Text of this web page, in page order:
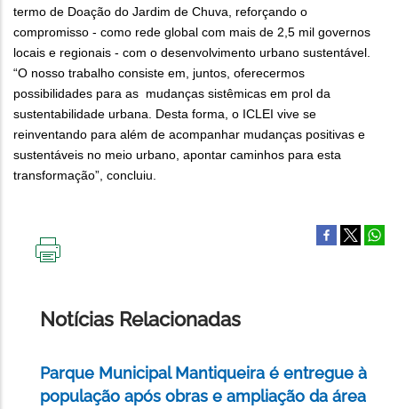
termo de Doação do Jardim de Chuva, reforçando o
compromisso - como rede global com mais de 2,5 mil governos
locais e regionais - com o desenvolvimento urbano sustentável.
“O nosso trabalho consiste em, juntos, oferecermos
possibilidades para as mudanças sistêmicas em prol da
sustentabilidade urbana. Desta forma, o ICLEI vive se
reinventando para além de acompanhar mudanças positivas e
sustentáveis no meio urbano, apontar caminhos para esta
transformação”, concluiu.
Notícias Relacionadas
Parque Municipal Mantiqueira é entregue à
população após obras e ampliação da área